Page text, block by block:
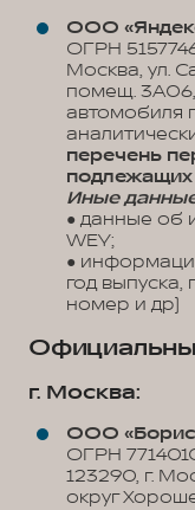
ООО
ОГРН
Москва, ул.
помещ. 3А06,
автомобиля
перечень
Иные
● данные об
WEY;
●
год
номер и др)
г. Москва:
ООО
ОГРН
123290, г.
округ